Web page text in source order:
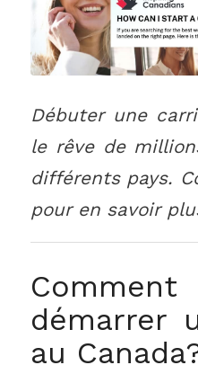
Débuter une
le rêve de
différents pays.
pour en savoir
démarrer
au